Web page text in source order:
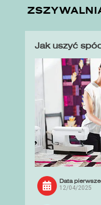
Jak uszyć
Data
12/04/2025